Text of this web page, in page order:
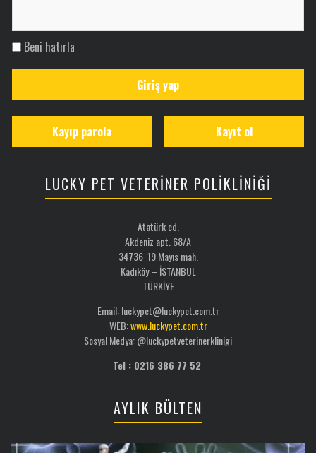
Beni hatırla
Giriş yap
Kayıt ol
Kayıp parola
LUCKY PET VETERİNER POLİKLİNİĞİ
Atatürk cd.
Akdeniz apt. 68/A
34736 19 Mayıs mah.
Kadıköy – İSTANBUL
TÜRKİYE
Email: luckypet@luckypet.com.tr
WEB:www.luckypet.com.tr
Sosyal Medya: @luckypetveterinerklinigi
Tel : 0216 386 77 52
AYLIK BÜLTEN